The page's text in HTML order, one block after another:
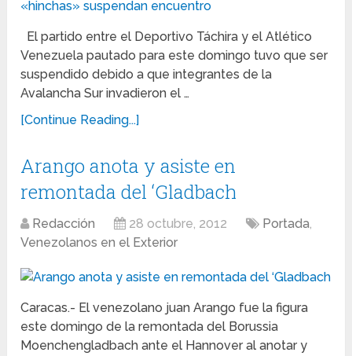
El partido entre el Deportivo Táchira y el Atlético
Venezuela pautado para este domingo tuvo que ser
suspendido debido a que integrantes de la
Avalancha Sur invadieron el …
[Continue Reading...]
Arango anota y asiste en
remontada del ‘Gladbach
Redacción 28 octubre, 2012 Portada,
Venezolanos en el Exterior
Caracas.- El venezolano juan Arango fue la figura
este domingo de la remontada del Borussia
Moenchengladbach ante el Hannover al anotar y